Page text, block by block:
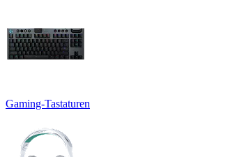
Gaming-Tastaturen